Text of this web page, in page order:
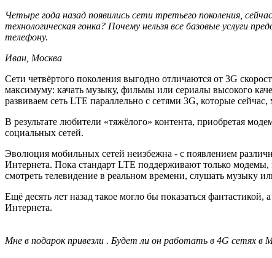
Четыре года назад появились сети третьего поколения,
технологическая гонка? Почему нельзя все базовые
телефону.
Иван, Москва
Сети четвёртого поколения выгодно отличаются от 3G
максимуму: качать музыку, фильмы или сериалы высокого
развиваем сеть LTE параллельно с сетями 3G, которые
В результате любители «тяжёлого» контента, приобретая
социальных сетей.
Эволюция мобильных сетей неизбежна - с появлением
Интернета. Пока стандарт LTE поддерживают только
смотреть телевидение в реальном времени, слушать музыку
Ещё десять лет назад такое могло бы показаться
Интернета.
Мне в подарок привезли . Будет ли он работать в 4G сетях в